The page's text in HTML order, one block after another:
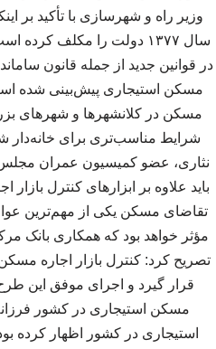
وزیر راه و شهرسازی با تأکید بر
سال ۱۳۷۷ دولت را مکلف
در قوانین جدید از جمله قانون
مسکن استیجاری پیش‌بینی شده
مسکن در کلانشهرها و شهرهای
شرایط مناسب‌تری برای خانه‌دار
نثاری، عضو کمیسیون عمران مجلس
باید علاوه بر ابزارهای کنترل
تقاضای مسکن یکی از مهم‌ترین
مؤثر خواهد بود که همکاری بانک
تصریح کرد: کنترل بازار اجاره
مسکن استیجاری در کشور